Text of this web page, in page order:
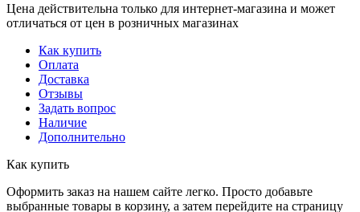
Цена действительна только для интернет-магазина и может
отличаться от цен в розничных магазинах
Как купить
Оплата
Доставка
Отзывы
Задать вопрос
Наличие
Дополнительно
Как купить
Оформить заказ на нашем сайте легко. Просто добавьте
выбранные товары в корзину, а затем перейдите на страницу